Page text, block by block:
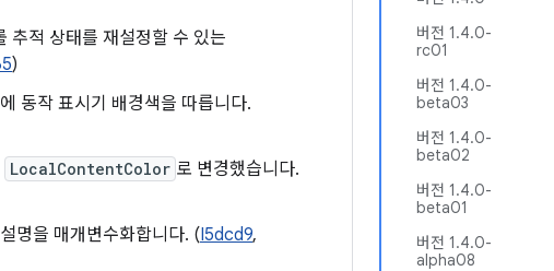
버전 1.4.0-
rc01
버전 1.4.0-
beta03
버전 1.4.0-
beta02
버전 1.4.0-
beta01
버전 1.4.0-
alpha08
추적 상태를 재설정할 수 있는
)
동작 표시기 배경색을 따릅니다.
LocalContentColor 로 변경했습니다.
명을 매개변수화합니다. (I5dcd9,